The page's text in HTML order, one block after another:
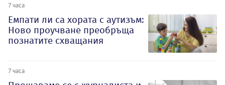
7 часа
Емпати ли са хората с аутизъм:
Ново проучване преобръща
познатите схващания
7 часа